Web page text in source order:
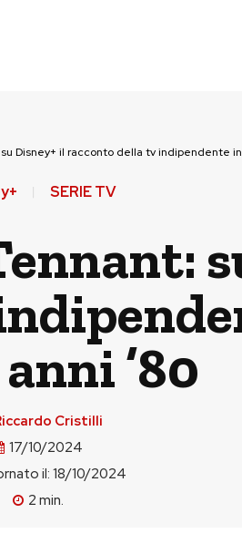
su Disney+ il racconto della tv indipendente
SERIE TV
’80
Cristilli
17/10/2024
il:18/10/2024
2 min.